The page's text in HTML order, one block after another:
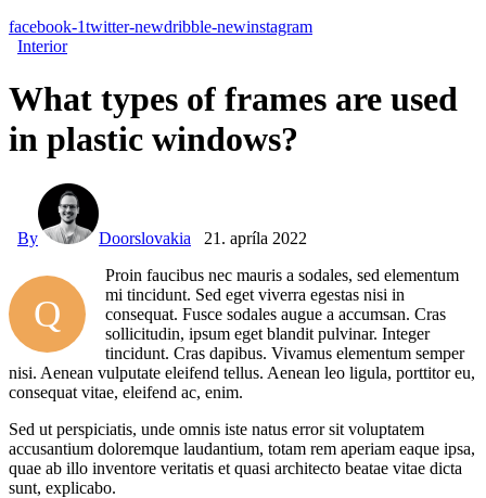
facebook-1twitter-newdribble-newinstagram
Interior
What types of frames are used
in plastic windows?
By Doorslovakia 21. apríla 2022
Q
Proin faucibus nec mauris a sodales, sed elementum
mi tincidunt. Sed eget viverra egestas nisi in
consequat. Fusce sodales augue a accumsan. Cras
sollicitudin, ipsum eget blandit pulvinar. Integer
tincidunt. Cras dapibus. Vivamus elementum semper
nisi. Aenean vulputate eleifend tellus. Aenean leo ligula, porttitor eu,
consequat vitae, eleifend ac, enim.
Sed ut perspiciatis, unde omnis iste natus error sit voluptatem
accusantium doloremque laudantium, totam rem aperiam eaque ipsa,
quae ab illo inventore veritatis et quasi architecto beatae vitae dicta
sunt, explicabo.